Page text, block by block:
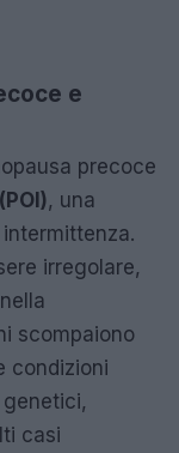
e
precoce
, una
irregolare,
scompaiono
condizioni
casi